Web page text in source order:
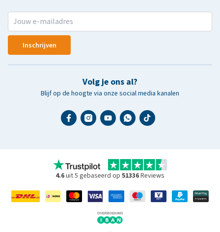
Inschrijven
Volg je ons al?
Blijf op de hoogte via onze social media kanalen
4.6uit 5 gebaseerd op 51336Reviews